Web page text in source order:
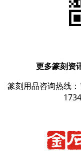
更多篆刻资
篆刻用品咨询热线